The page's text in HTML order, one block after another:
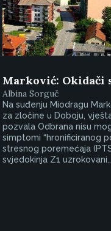
Marković: Okidači
Albina Sorguč
Na suđenju Miodragu
za zločine u Doboju,
pozvala Odbrana nisu
simptomi “hronificiranog
stresnog poremećaja
svjedokinja Z1 uzrokovani...